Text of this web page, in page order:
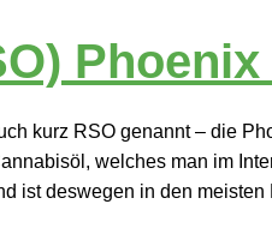
Phoenix
kurz RSO genannt – die
welches man im
ist deswegen in den meisten